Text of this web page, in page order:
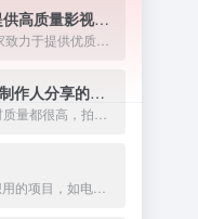
字幕库zimuku 提供高质量影视字幕下载网站
Coverr 专业电影制作人分享的免费商用视频素材